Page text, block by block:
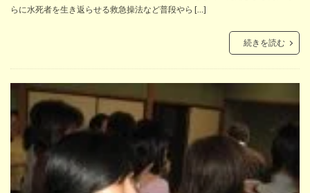
らに水死者を生き返らせる救急操法など普段やら […]
続きを読む